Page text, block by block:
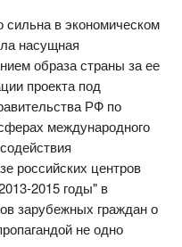
сильна в экономическом
насущная
образа страны за ее
проекта под
РФ по
международного
российских центров
2015 годы" в
зарубежных граждан о
не одно